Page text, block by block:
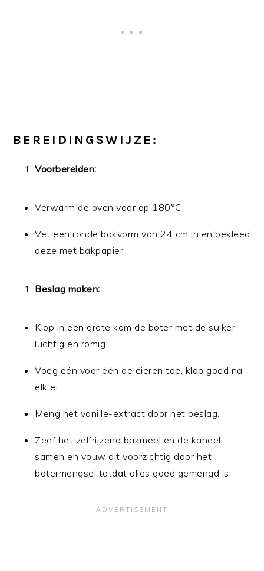
BEREIDINGSWIJZE:
Voorbereiden:
Verwarm de oven voor op 180°C.
Vet een ronde bakvorm van 24 cm in en bekleed
deze met bakpapier.
Beslag maken:
Klop in een grote kom de boter met de suiker
luchtig en romig.
Voeg één voor één de eieren toe, klop goed na
elk ei.
Meng het vanille-extract door het beslag.
Zeef het zelfrijzend bakmeel en de kaneel
samen en vouw dit voorzichtig door het
botermengsel totdat alles goed gemengd is.